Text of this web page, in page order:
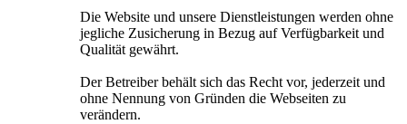
Die Website und unsere Dienstleistungen werden ohne
jegliche Zusicherung in Bezug auf Verfügbarkeit und
Qualität gewährt.
Der Betreiber behält sich das Recht vor, jederzeit und
ohne Nennung von Gründen die Webseiten zu
verändern.